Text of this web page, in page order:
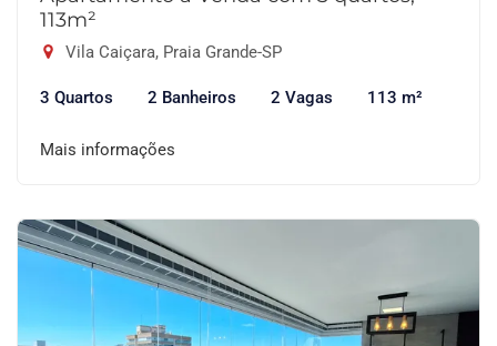
113m²
Vila Caiçara, Praia Grande-SP
3 Quartos 2 Banheiros 2 Vagas 113 m²
Mais informações